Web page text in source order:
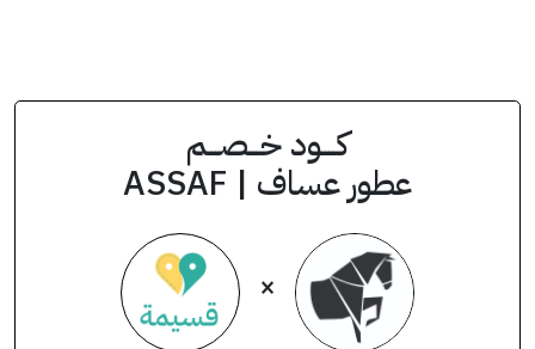
كــــود خـــصـــم
عطور عساف | ASSAF
×